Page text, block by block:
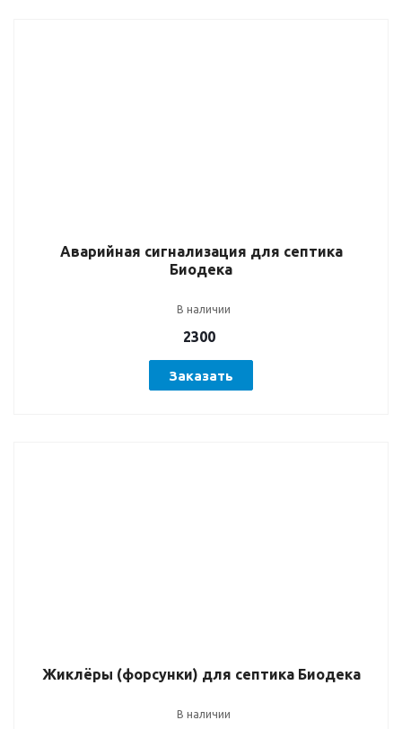
Аварийная сигнализация для септика
Биодека
В наличии
2300
Заказать
Жиклёры (форсунки) для септика Биодека
В наличии